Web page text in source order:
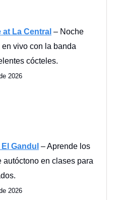
La Central – Noche
vivo con la banda
cócteles.
2026
Gandul – Aprende los
autóctono en clases para
2026